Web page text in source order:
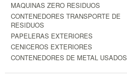
MAQUINAS ZERO RESIDUOS
CONTENEDORES TRANSPORTE DE
RESIDUOS
PAPELERAS EXTERIORES
CENICEROS EXTERIORES
CONTENEDORES DE METAL USADOS